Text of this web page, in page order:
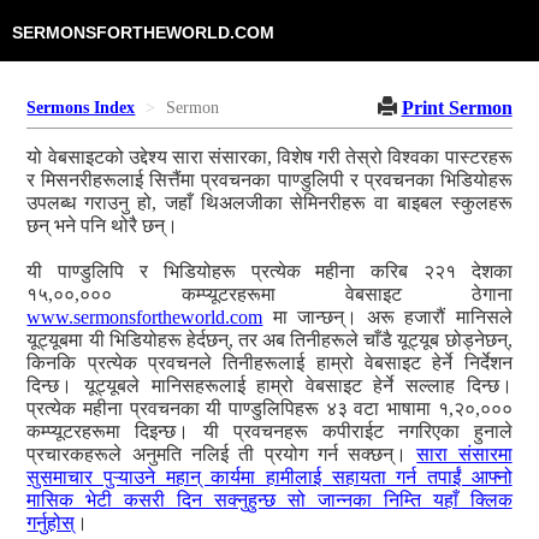
SERMONSFORTHEWORLD.COM
Sermons Index Sermon Print Sermon
यो वेबसाइटको उद्देश्य सारा संसारका, विशेष गरी तेस्रो विश्वका पास्टरहरू
र मिसनरीहरूलाई सित्तैंमा प्रवचनका पाण्डुलिपी र प्रवचनका भिडियोहरू
उपलब्ध गराउनु हो, जहाँ थिअलजीका सेमिनरीहरू वा बाइबल स्कुलहरू
छन् भने पनि थोरै छन्।
यी पाण्डुलिपि र भिडियोहरू प्रत्येक महीना करिब २२१ देशका
१५,००,००० कम्प्यूटरहरूमा वेबसाइट ठेगाना
www.sermonsfortheworld.com मा जान्छन्। अरू हजारौं मानिसले
यूट्यूबमा यी भिडियोहरू हेर्दछन्, तर अब तिनीहरूले चाँडै यूट्यूब छोड्नेछन्,
किनकि प्रत्येक प्रवचनले तिनीहरूलाई हाम्रो वेबसाइट हेर्ने निर्देशन
दिन्छ। यूट्यूबले मानिसहरूलाई हाम्रो वेबसाइट हेर्ने सल्लाह दिन्छ।
प्रत्येक महीना प्रवचनका यी पाण्डुलिपिहरू ४३ वटा भाषामा १,२०,०००
कम्प्यूटरहरूमा दिइन्छ। यी प्रवचनहरू कपीराईट नगरिएका हुनाले
प्रचारकहरूले अनुमति नलिई ती प्रयोग गर्न सक्छन्।सारा संसारमा
सुसमाचार पुऱ्याउने महान् कार्यमा हामीलाई सहायता गर्न तपाईं आफ्नो
मासिक भेटी कसरी दिन सक्नुहुन्छ सो जान्नका निम्ति यहाँ क्लिक
गर्नुहोस् ।